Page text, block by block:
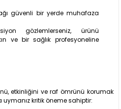
güvenli bir yerde muhafaza
gözlemlerseniz, ürünü
ve bir sağlık profesyoneline
etkinliğini ve raf ömrünü korumak
kritik öneme sahiptir: